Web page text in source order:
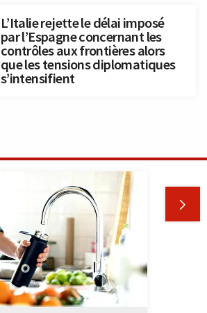
L’Italie rejette le délai imposé
par l’Espagne concernant les
contrôles aux frontières alors
que les tensions diplomatiques
s’intensifient
